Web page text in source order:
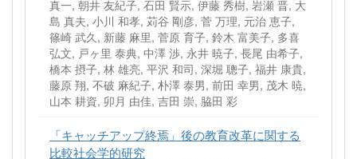
真一, 朝井 友紀子, 石田 賢示, 伊藤 秀樹, 岩瀬 晋, 大
島 真夫, 小川 和孝, 苅谷 剛彦, 菅 万理, 元治 恵子,
篠崎 武久, 新藤 麻里, 菅原 育子, 鈴木 富美子, 多喜
弘文, 戸ヶ里 泰典, 中澤 渉, 永井 暁子, 長尾 由希子,
橋本 摂子, 林 雄亮, 平沢 和司, 深堀 聰子, 福井 康貴,
藤原 翔, 不破 麻紀子, 朴澤 泰男, 前田 幸男, 茂木 暁,
山本 耕資, 卯月 由佳, 吉田 崇, 脇田 彩
「キャッチアップ終焉」後の教育改革に関する
比較社会学的研究